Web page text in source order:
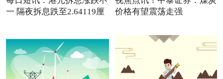
一 隔夜拆息跌至2.64119厘
价格有望震荡走强